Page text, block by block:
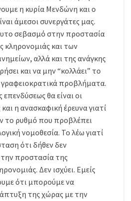
η κυρία Μενδώνη και ο
άμεσοι συνεργάτες μας.
σεβασμό στην προστασία
κληρονομιάς και των
αλλά και της ανάγκης
και να μην “κολλάει” το
προβλήματα.
θα είναι οι
η ανασκαφική έρευνα γιατί
το ρυθμό που προβλέπει
νομοθεσία. Το λέω γιατί
ότι δήθεν δεν
προστασία της
Δεν ισχύει. Εμείς
ότι μπορούμε να
της χώρας με την